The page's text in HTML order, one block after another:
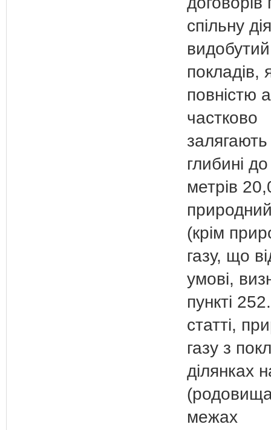
спільну
покладів,
повністю
частково
глибині
метрів
(крім
газу, що
умові,
пункті
статті,
газу з
ділянках
межах